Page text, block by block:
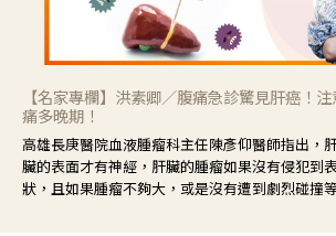
【名家專欄】洪素卿／腹痛急診驚見肝癌！
痛多晚期！
高雄長庚醫院血液腫瘤科主任陳彥仰醫師指出，
臟的表面才有神經，肝臟的腫瘤如果沒有侵犯到
狀，且如果腫瘤不夠大，或是沒有遭到劇烈碰撞